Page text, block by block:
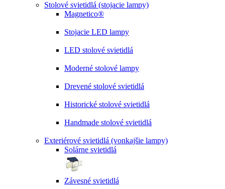
Stolové svietidlá (stojacie lampy)
Magnetico®
Stojacie LED lampy
LED stolové svietidlá
Moderné stolové lampy
Drevené stolové svietidlá
Historické stolové svietidlá
Handmade stolové svietidlá
Exteriérové svietidlá (vonkajšie lampy)
Solárne svietidlá
Závesné svietidlá